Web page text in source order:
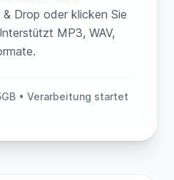
Drop oder klicken Sie
MP3, WAV,
• Verarbeitung startet